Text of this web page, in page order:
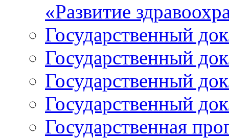
«Развитие
Государственный
Государственный
Государственный
Государственный
Государственная